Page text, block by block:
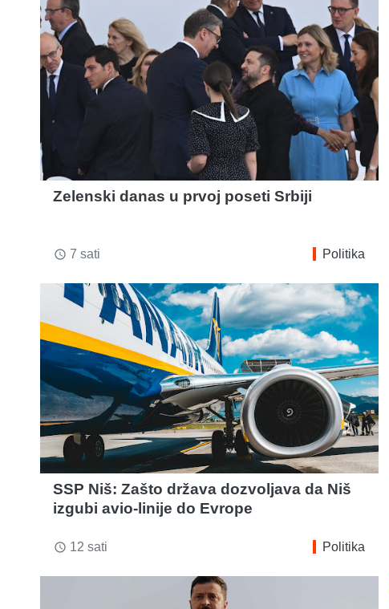
Zelenski danas u prvoj poseti Srbiji
access_time 7 sati Politika
SSP Niš: Zašto država dozvoljava da Niš
izgubi avio-linije do Evrope
access_time 12 sati Politika